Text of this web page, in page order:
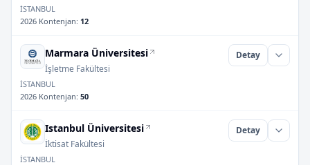
İSTANBUL
2026 Kontenjan: 12
Marmara Üniversitesi
İşletme Fakültesi
Detay
İSTANBUL
2026 Kontenjan: 50
Istanbul Üniversitesi
İktisat Fakültesi
Detay
İSTANBUL